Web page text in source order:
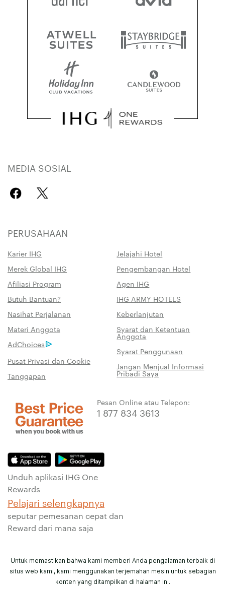
MEDIA SOSIAL
PERUSAHAAN
Karier IHG
Jelajahi Hotel
Merek Global IHG
Pengembangan Hotel
Afiliasi Program
Agen IHG
Butuh Bantuan?
IHG ARMY HOTELS
Nasihat Perjalanan
Keberlanjutan
Materi Anggota
Syarat dan Ketentuan
Anggota
AdChoices
Syarat Penggunaan
Pusat Privasi dan Cookie
Jangan Menjual Informasi
Pribadi Saya
Tanggapan
Pesan Online atau Telepon:
1 877 834 3613
Unduh aplikasi IHG One
Rewards
Pelajari selengkapnya
seputar pemesanan cepat dan
Reward dari mana saja
Untuk memastikan bahwa kami memberi Anda pengalaman terbaik di
situs web kami, kami menggunakan terjemahan mesin untuk sebagian
konten yang ditampilkan di halaman ini.